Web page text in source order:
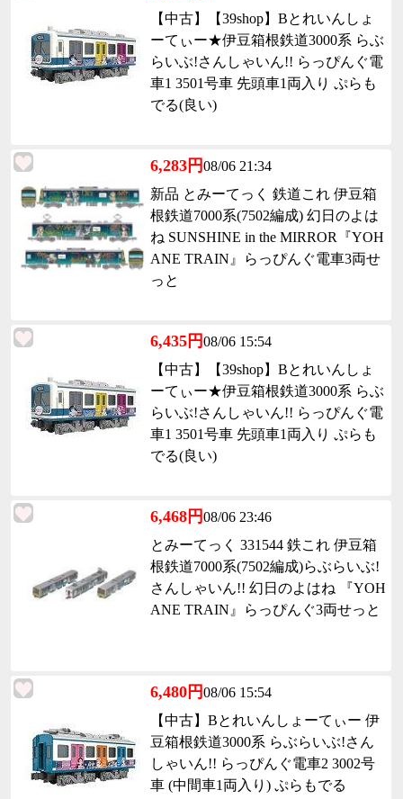
【中古】【39shop】Bとれいんしょ
ーてぃー★伊豆箱根鉄道3000系 らぶ
らいぶ!さんしゃいん!! らっぴんぐ電
車1 3501号車 先頭車1両入り ぷらも
でる(良い)
6,283円08/06 21:34
新品 とみーてっく 鉄道これ 伊豆箱
根鉄道7000系(7502編成) 幻日のよは
ね SUNSHINE in the MIRROR『YOH
ANE TRAIN』らっぴんぐ電車3両せ
っと
6,435円08/06 15:54
【中古】【39shop】Bとれいんしょ
ーてぃー★伊豆箱根鉄道3000系 らぶ
らいぶ!さんしゃいん!! らっぴんぐ電
車1 3501号車 先頭車1両入り ぷらも
でる(良い)
6,468円08/06 23:46
とみーてっく 331544 鉄これ 伊豆箱
根鉄道7000系(7502編成)らぶらいぶ!
さんしゃいん!! 幻日のよはね 『YOH
ANE TRAIN』らっぴんぐ3両せっと
6,480円08/06 15:54
【中古】Bとれいんしょーてぃー 伊
豆箱根鉄道3000系 らぶらいぶ!さん
しゃいん!! らっぴんぐ電車2 3002号
車 (中間車1両入り) ぷらもでる